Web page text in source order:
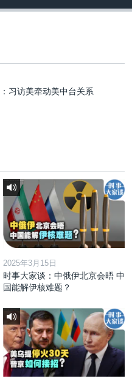
习访美牵动美中台关系
2025年3月15日
时事大家谈：中俄伊北京会晤 中
国能解伊核难题？